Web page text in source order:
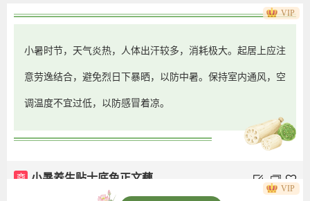
小暑时节，天气炎热，人体出汗较多，消耗极大。起居上应注
意劳逸结合，避免烈日下暴晒，以防中暑。保持室内通风，空
调温度不宜过低，以防感冒着凉。
商 小暑养生贴士底色正文藕
VIP
VIP